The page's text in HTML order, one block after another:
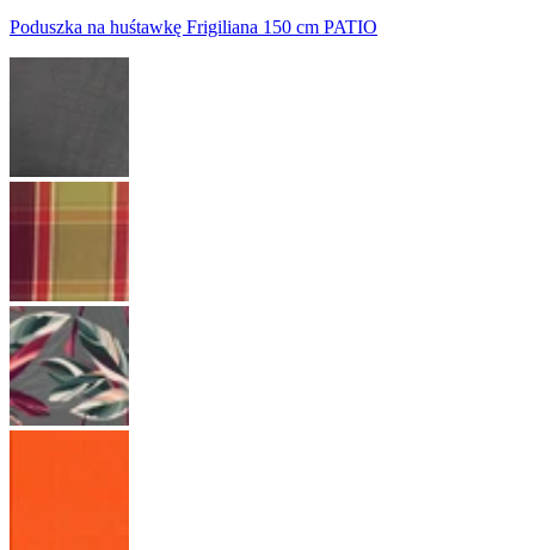
Poduszka na huśtawkę Frigiliana 150 cm PATIO